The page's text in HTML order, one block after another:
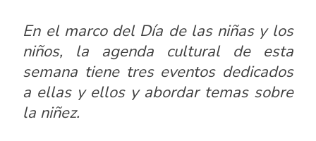
En el marco del Día de las niñas y los
niños, la agenda cultural de esta
semana tiene tres eventos dedicados
a ellas y ellos y abordar temas sobre
la niñez.